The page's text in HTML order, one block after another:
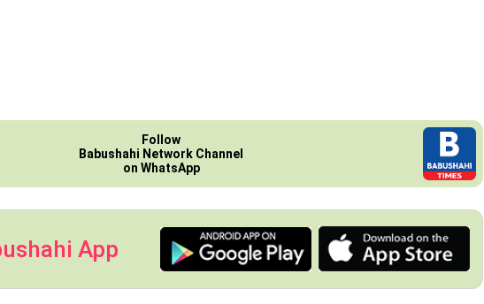
Follow
Babushahi Network Channel
on WhatsApp
App